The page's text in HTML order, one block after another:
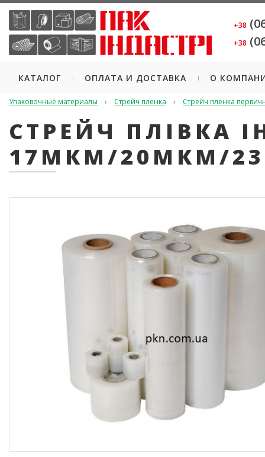
+38
+38
КАТАЛОГ ОПЛАТА И ДОСТАВКА О
Упаковочные материалы Стрейч пленка Стрейч пленка
СТРЕЙЧ ПЛІВКА
17МКМ/20МКМ/